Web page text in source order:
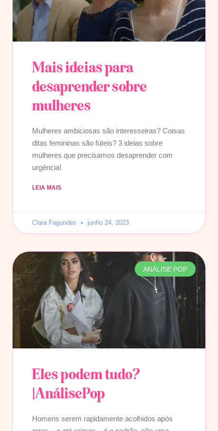
Mais ideias para
desaprender sobre
mulheres
Mulheres ambiciosas são interesseiras? Coisas
ditas femininas são fúteis? 3 ideias sobre
mulheres que precisamos desaprender com
urgência!
LEIA MAIS
Clara Fagundes junho 24, 2023
ANÁLISE POP
Eles podem tudo?
|AnálisePop
Homens serem rapidamente acolhidos após